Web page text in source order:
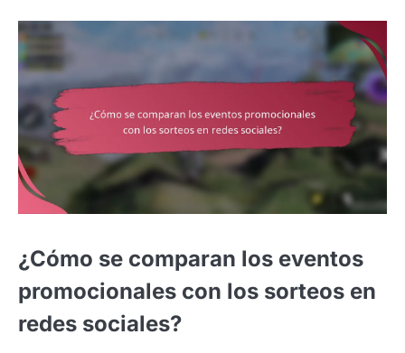
¿Cómo se comparan los eventos
promocionales con los sorteos en
redes sociales?